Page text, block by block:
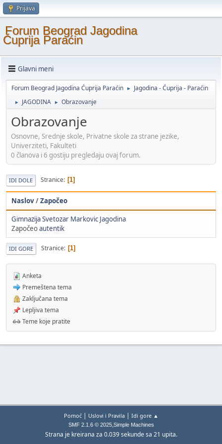
Prijava
Forum Beograd Jagodina
Ćuprija Paraćin
Glavni meni
Forum Beograd Jagodina Ćuprija Paraćin ► Jagodina - Ćuprija - Paraćin
► JAGODINA ► Obrazovanje
Obrazovanje
Osnovne, Srednje skole, Privatne skole za strane jezike,
Univerziteti, Fakulteti
0 članova i 6 gostiju pregledaju ovaj forum.
IDI DOLE Stranice 1
Naslov/Započeo
Gimnazija Svetozar Markovic Jagodina
Započeoautentik
IDI GORE Stranice 1
Anketa
Premeštena tema
Zaključana tema
Lepljiva tema
Teme koje pratite
Pomoć| Uslovi i Pravila| Idi gore ▲
SMF 2.1.6 © 2025,Simple Machines
Strana je kreirana za 0.039 sekunde sa 21 upita.